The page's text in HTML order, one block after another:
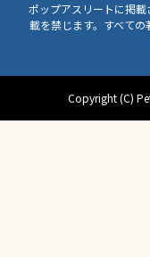
ポップアスリートに掲
載を禁じます。すべて
Copyright (C)